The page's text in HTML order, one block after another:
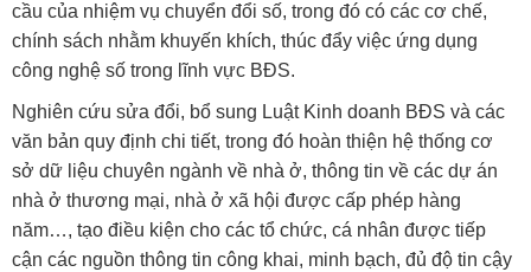
cầu của nhiệm vụ chuyển đổi số, trong đó có các cơ chế,
chính sách nhằm khuyến khích, thúc đẩy việc ứng dụng
công nghệ số trong lĩnh vực BĐS.
Nghiên cứu sửa đổi, bổ sung Luật Kinh doanh BĐS và các
văn bản quy định chi tiết, trong đó hoàn thiện hệ thống cơ
sở dữ liệu chuyên ngành về nhà ở, thông tin về các dự án
nhà ở thương mại, nhà ở xã hội được cấp phép hàng
năm…, tạo điều kiện cho các tổ chức, cá nhân được tiếp
cận các nguồn thông tin công khai, minh bạch, đủ độ tin cậy